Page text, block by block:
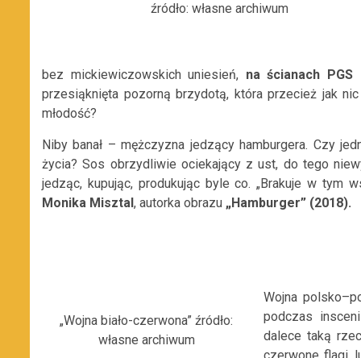
źródło: własne archiwum
bez mickiewiczowskich uniesień, na ścianach
przesiąknięta pozorną brzydotą, która przecież jak
młodość?
Niby banał – mężczyzna jedzący hamburgera. Czy
życia? Sos obrzydliwie ociekający z ust, do tego
jedząc, kupując, produkując byle co. „Brakuje w tym
Monika Misztal , autorka obrazu „Hamburger” (2018).
„Wojna biało-czerwona” źródło:
własne archiwum
Wojna
podczas
dalece taką